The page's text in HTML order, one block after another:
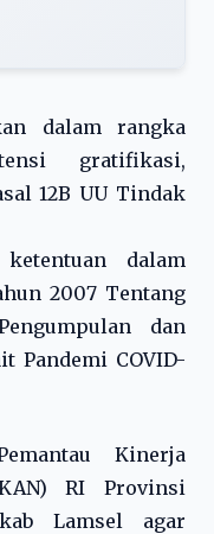
dalam rangka
gratifikasi,
12B UU Tindak
dalam
2007 Tentang
dan
Pandemi COVID-
Kinerja
RI Provinsi
Lamsel agar